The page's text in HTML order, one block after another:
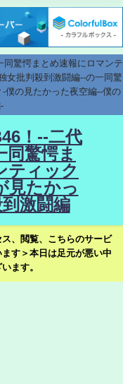
同驚愕まとめ速報にロマンテ
女批判殺到激闘編--の一同驚
僕の見たかった夜空編--僕の
！--二代
同驚愕ま
ティック
見たかっ
激闘編
、閲覧、こちらのサービ
す＞本日は足元が悪い中
ます。